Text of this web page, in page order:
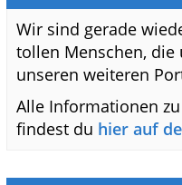
Wir sind gerade
tollen Menschen,
unseren weiteren
Alle Informationen
findest du hier auf